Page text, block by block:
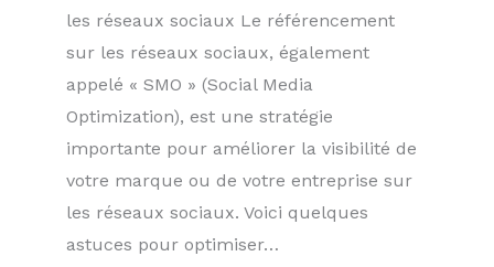
les réseaux sociaux Le référencement
sur les réseaux sociaux, également
appelé « SMO » (Social Media
Optimization), est une stratégie
importante pour améliorer la visibilité de
votre marque ou de votre entreprise sur
les réseaux sociaux. Voici quelques
astuces pour optimiser…